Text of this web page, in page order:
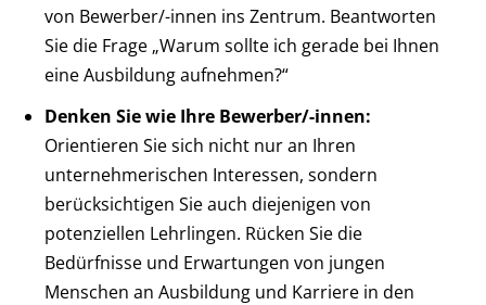
von Bewerber/-innen ins Zentrum. Beantworten
Sie die Frage „Warum sollte ich gerade bei Ihnen
eine Ausbildung aufnehmen?“
Denken Sie wie Ihre Bewerber/-innen:
Orientieren Sie sich nicht nur an Ihren
unternehmerischen Interessen, sondern
berücksichtigen Sie auch diejenigen von
potenziellen Lehrlingen. Rücken Sie die
Bedürfnisse und Erwartungen von jungen
Menschen an Ausbildung und Karriere in den